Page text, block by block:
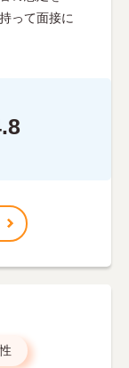
って面接に